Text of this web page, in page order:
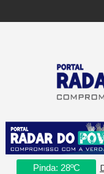
to
Pinda: 28ºC